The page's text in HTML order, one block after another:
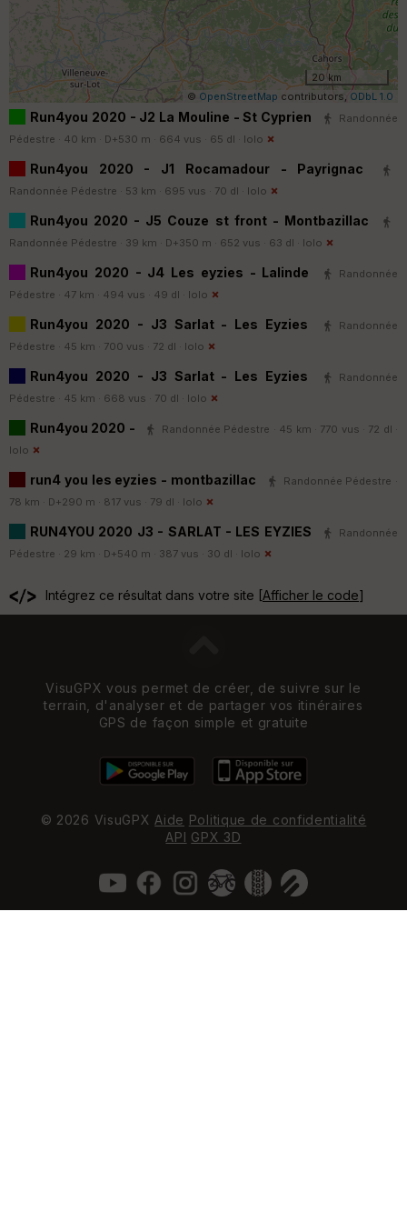
20 km
© OpenStreetMap contributors, ODbL 1.0
Run4you 2020 - J2 La Mouline - St Cyprien
Randonnée
Pédestre · 40 km · D+530 m · 664 vus · 65 dl · lolo
Run4you 2020 - J1 Rocamadour - Payrignac
Randonnée Pédestre · 53 km · 695 vus · 70 dl · lolo
Run4you 2020 - J5 Couze st front - Montbazillac
Randonnée Pédestre · 39 km · D+350 m · 652 vus · 63 dl · lolo
Run4you 2020 - J4 Les eyzies - Lalinde
Randonnée
Pédestre · 47 km · 494 vus · 49 dl · lolo
Run4you 2020 - J3 Sarlat - Les Eyzies
Randonnée
Pédestre · 45 km · 700 vus · 72 dl · lolo
Run4you 2020 - J3 Sarlat - Les Eyzies
Randonnée
Pédestre · 45 km · 668 vus · 70 dl · lolo
Run4you 2020 -
Randonnée Pédestre · 45 km · 770 vus · 72 dl ·
lolo
run4 you les eyzies - montbazillac
Randonnée Pédestre ·
78 km · D+290 m · 817 vus · 79 dl · lolo
RUN4YOU 2020 J3 - SARLAT - LES EYZIES
Randonnée
Pédestre · 29 km · D+540 m · 387 vus · 30 dl · lolo
Intégrez ce résultat dans votre site [Afficher le code]
VisuGPX vous permet de créer, de suivre sur le
terrain, d'analyser et de partager vos itinéraires
GPS de façon simple et gratuite
© 2026 VisuGPX Aide Politique de confidentialité
API GPX 3D